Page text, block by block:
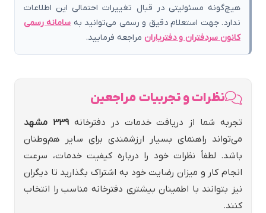
هیچ‌گونه مسئولیتی در قبال تغییرات احتمالی این اطلاعات
ندارد. جهت استعلام دقیق و رسمی می‌توانید بهسامانه رسمی
کانون سردفتران و دفتریاران مراجعه فرمایید.
نظرات و تجربیات مراجعین
تجربه شما از دریافت خدمات در دفترخانه339 مشهد
می‌تواند راهنمای بسیار ارزشمندی برای سایر هم‌وطنان
باشد. لطفاً نظرات خود را درباره کیفیت خدمات، سرعت
انجام کار و میزان رضایت خود به اشتراک بگذارید تا دیگران
نیز بتوانند با اطمینان بیشتری دفترخانه مناسب را انتخاب
کنند.